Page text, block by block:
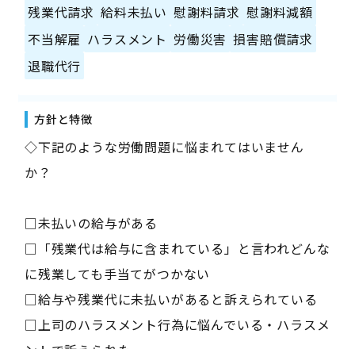
残業代請求 給料未払い 慰謝料請求 慰謝料減額
不当解雇 ハラスメント 労働災害 損害賠償請求
退職代行
方針と特徴
◇下記のような労働問題に悩まれてはいません
か？
□未払いの給与がある
□「残業代は給与に含まれている」と言われどんな
に残業しても手当てがつかない
□給与や残業代に未払いがあると訴えられている
□上司のハラスメント行為に悩んでいる・ハラスメ